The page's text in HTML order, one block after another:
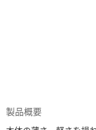
製品概要